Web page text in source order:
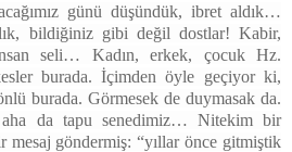
günü düşündük, ibret aldık…
bildiğiniz gibi değil dostlar! Kabir,
seli… Kadın, erkek, çocuk Hz.
burada. İçimden öyle geçiyor ki,
burada. Görmesek de duymasak da.
aha da tapu senedimiz… Nitekim bir
göndermiş: “yıllar önce gitmiştik